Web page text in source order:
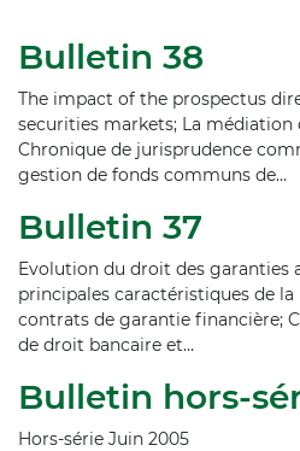
Bulletin 38
The impact of the prospectus
securities markets; La médiation
Chronique de jurisprudence
gestion de fonds communs de…
Bulletin 37
Evolution du droit des garanties
principales caractéristiques de
contrats de garantie financière;
de droit bancaire et…
Bulletin hors-
Hors-série Juin 2005